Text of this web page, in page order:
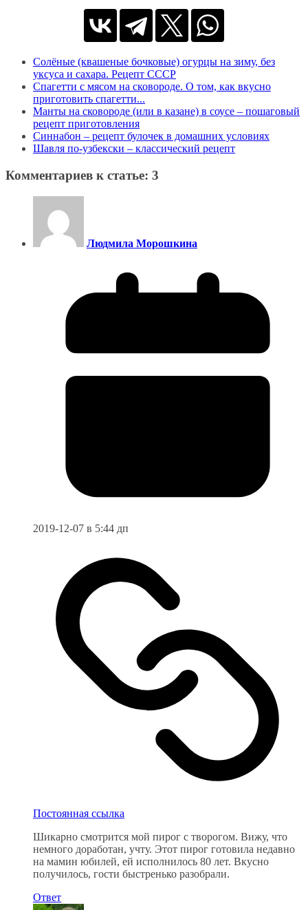
Солёные (квашеные бочковые) огурцы на зиму, без
уксуса и сахара. Рецепт СССР
Спагетти с мясом на сковороде. О том, как вкусно
приготовить спагетти...
Манты на сковороде (или в казане) в соусе – пошаговый
рецепт приготовления
Синнабон – рецепт булочек в домашних условиях
Шавля по-узбекски – классический рецепт
Комментариев к статье: 3
Людмила Морошкина
2019-12-07 в 5:44 дп
Постоянная ссылка
Шикарно смотрится мой пирог с творогом. Вижу, что
немного доработан, учту. Этот пирог готовила недавно
на мамин юбилей, ей исполнилось 80 лет. Вкусно
получилось, гости быстренько разобрали.
Ответ